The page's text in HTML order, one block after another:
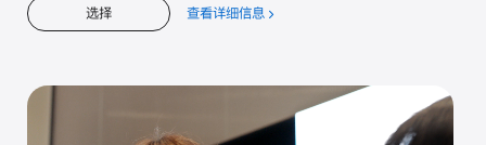
选择 查看详细信息 关